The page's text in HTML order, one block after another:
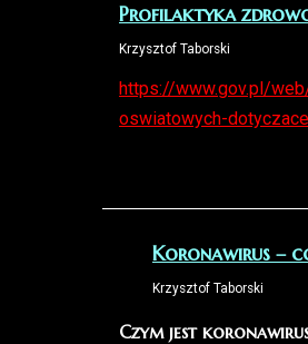
Profilaktyka
Krzysztof Taborski
https://www.gov.pl/
oswiatowych-
Koronawirus –
Krzysztof Taborski
Czym jest